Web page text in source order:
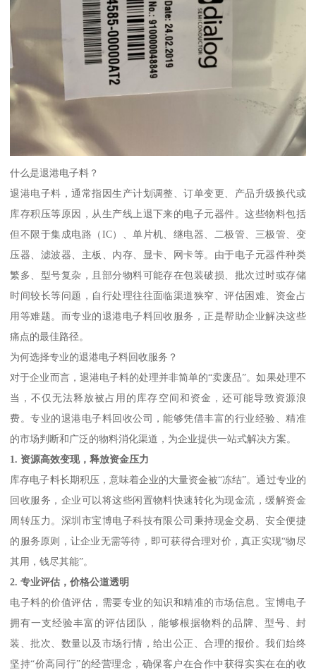
什么是退港电子料？
退港电子料，通常指因生产计划调整、订单变更、产品升级换代或
库存积压等原因，从生产线上退下来的电子元器件。这些物料包括
但不限于集成电路（IC）、单片机、继电器、二极管、三极管、变
压器、滤波器、主板、内存、显卡、网卡等。由于电子元器件种类
繁多、型号复杂，且部分物料可能存在包装破损、批次过时或存储
时间较长等问题，自行处理往往面临渠道狭窄、评估困难、资金占
用等难题。而专业的退港电子料回收服务，正是帮助企业解决这些
痛点的最佳路径。
为何选择专业的退港电子料回收服务？
对于企业而言，退港电子料的处理并非简单的“卖废品”。如果处理不
当，不仅无法释放被占用的库存空间和资金，还可能导致资源浪
费。专业的退港电子料回收公司，能够凭借丰富的行业经验、精准
的市场判断和广泛的物料消化渠道，为企业提供一站式解决方案。
1. 资源高效变现，释放资金压力
库存电子料长期积压，意味着企业的大量资金被“冻结”。通过专业的
回收服务，企业可以将这些闲置物料快速转化为现金流，缓解资金
周转压力。深圳市宝博电子科技有限公司秉持现金交易、安全便捷
的服务原则，让企业无需等待，即可获得合理对价，真正实现“物尽
其用，钱尽其能”。
2. 专业评估，价格公道透明
电子料的价值评估，需要专业的知识和精准的市场信息。宝博电子
拥有一支经验丰富的评估团队，能够根据物料的品牌、型号、封
装、批次、数量以及市场行情，给出公正、合理的报价。我们始终
坚持“价高同行”的经营理念，确保客户在合作中获得实实在在的收